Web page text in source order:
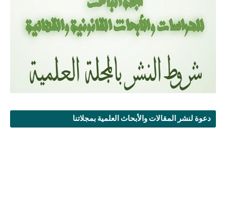
دعوة لنشر المقالات والأبحاث العلمية بمجلاتنا